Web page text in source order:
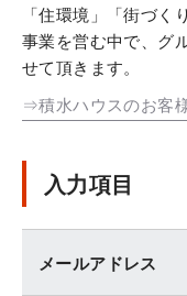
「住環境」「街づ
事業を営む中で、グ
せて頂きます。
⇒積水ハウスのお客
入力項目
メールアドレス